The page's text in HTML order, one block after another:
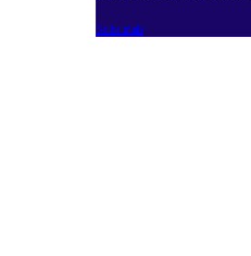
Saiba mais